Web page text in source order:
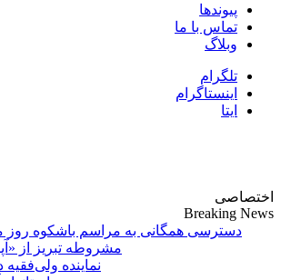
پیوندها
تماس با ما
وبلاگ
تلگرام
اینستاگرام
ایتا
اختصاصی
Breaking News
دسترسی همگانی به مراسم باشکوه روز
مشروطه تبریز از